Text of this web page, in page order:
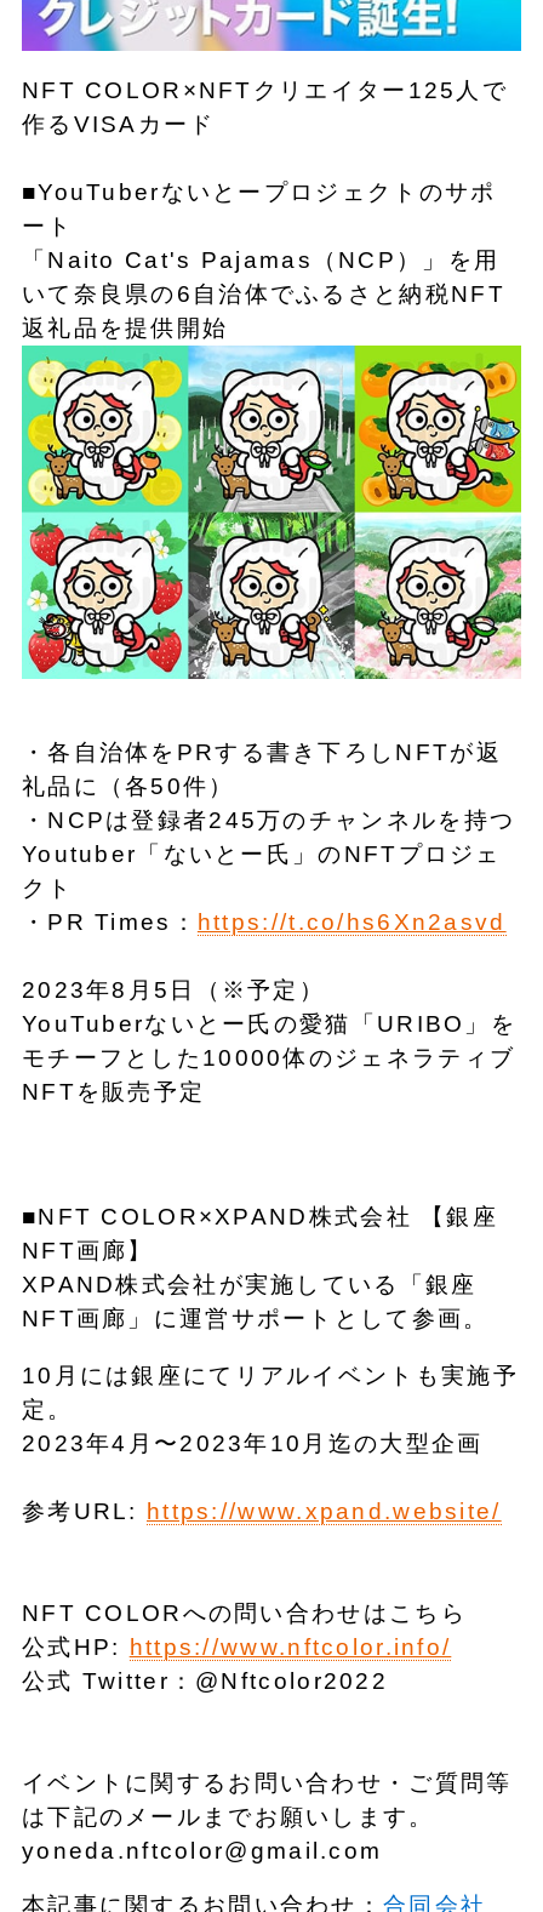
NFT COLOR×NFTクリエイター125人で
作るVISAカード
■YouTuberないとープロジェクトのサポ
ート
「Naito Cat's Pajamas（NCP）」を用
いて奈良県の6自治体でふるさと納税NFT
返礼品を提供開始
・各自治体をPRする書き下ろしNFTが返
礼品に（各50件）
・NCPは登録者245万のチャンネルを持つ
Youtuber「ないとー氏」のNFTプロジェ
クト
・PR Times：
https://t.co/hs6Xn2asvd
2023年8月5日（※予定）
YouTuberないとー氏の愛猫「URIBO」を
モチーフとした10000体のジェネラティブ
NFTを販売予定
■NFT COLOR×XPAND株式会社 【銀座
NFT画廊】
XPAND株式会社が実施している「銀座
NFT画廊」に運営サポートとして参画。
10月には銀座にてリアルイベントも実施予
定。
2023年4月〜2023年10月迄の大型企画
参考URL: https://www.xpand.website/
NFT COLORへの問い合わせはこちら
公式HP:
https://www.nftcolor.info/
公式 Twitter：@Nftcolor2022
イベントに関するお問い合わせ・ご質問等
は下記のメールまでお願いします。
yoneda.nftcolor@gmail.com
本記事に関するお問い合わせ：合同会社